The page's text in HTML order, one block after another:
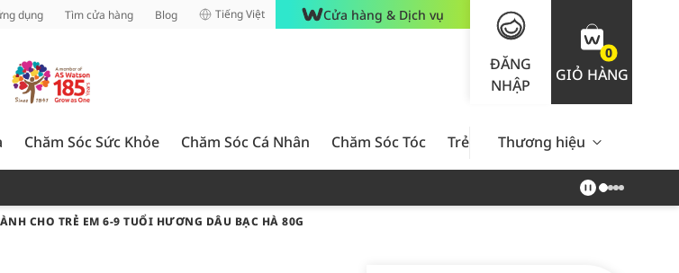
dụng Tìm cửa hàng Blog Tiếng Việt Cửa hàng & Dịch vụ
ĐĂNG
NHẬP
0
GIỎ HÀNG
Chăm Sóc Sức Khỏe Chăm Sóc Cá Nhân Chăm Sóc Tóc Trẻ Em Nam Giới Chăm Sóc
Thương hiệu
CHO TRẺ EM 6-9 TUỔI HƯƠNG DÂU BẠC HÀ 80G